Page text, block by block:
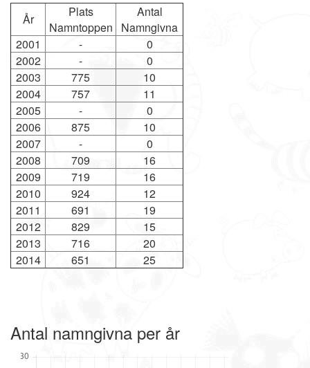
År
Plats
Namntoppen
Antal
Namngivna
2001
-
0
2002
-
0
2003
775
10
2004
757
11
2005
-
0
2006
875
10
2007
-
0
2008
709
16
2009
719
16
2010
924
12
2011
691
19
2012
829
15
2013
716
20
2014
651 25
Antal namngivna per år